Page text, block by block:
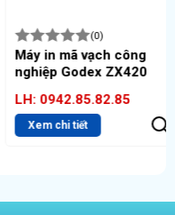
(0)
Máy in mã vạch công
nghiệp Godex ZX420
LH: 0942.85.82.85
Xem chi tiết